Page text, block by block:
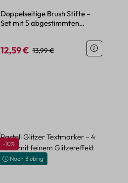
Doppelseitige Brush Stifte –
Set mit 5 abgestimmten
Verkaufspreis:
12,59 € Regulärer Preis:
13,99 €
Rabatt
-10%
Noch 3 übrig